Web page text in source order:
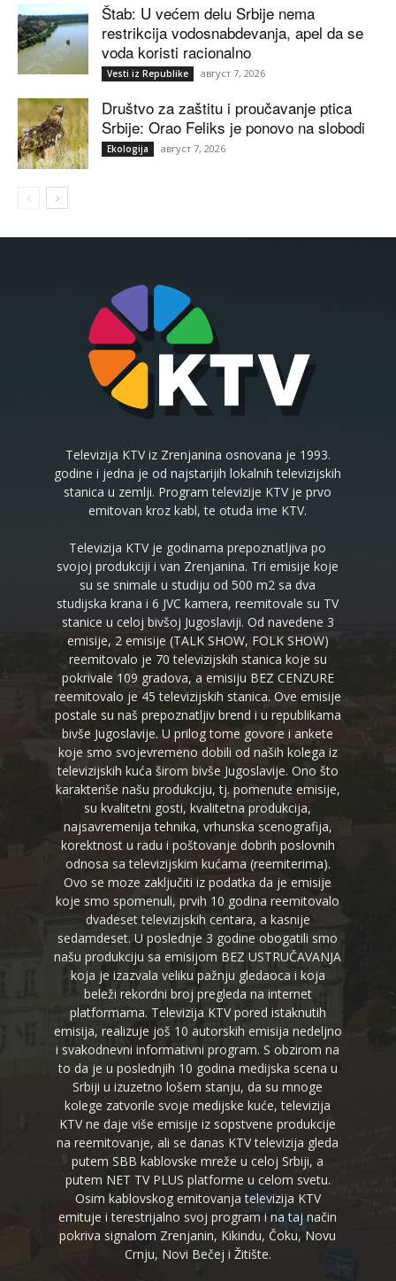
Štab: U većem delu Srbije nema
restrikcija vodosnabdevanja, apel da se
voda koristi racionalno
Vesti iz Republike август 7, 2026
Društvo za zaštitu i proučavanje ptica
Srbije: Orao Feliks je ponovo na slobodi
Ekologija август 7, 2026
Televizija KTV iz Zrenjanina osnovana je 1993.
godine i jedna je od najstarijih lokalnih televizijskih
stanica u zemlji. Program televizije KTV je prvo
emitovan kroz kabl, te otuda ime KTV.
Televizija KTV je godinama prepoznatljiva po
svojoj produkciji i van Zrenjanina. Tri emisije koje
su se snimale u studiju od 500 m2 sa dva
studijska krana i 6 JVC kamera, reemitovale su TV
stanice u celoj bivšoj Jugoslaviji. Od navedene 3
emisije, 2 emisije (TALK SHOW, FOLK SHOW)
reemitovalo je 70 televizijskih stanica koje su
pokrivale 109 gradova, a emisiju BEZ CENZURE
reemitovalo je 45 televizijskih stanica. Ove emisije
postale su naš prepoznatljiv brend i u republikama
bivše Jugoslavije. U prilog tome govore i ankete
koje smo svojevremeno dobili od naših kolega iz
televizijskih kuća širom bivše Jugoslavije. Ono što
karakteriše našu produkciju, tj. pomenute emisije,
su kvalitetni gosti, kvalitetna produkcija,
najsavremenija tehnika, vrhunska scenografija,
korektnost u radu i poštovanje dobrih poslovnih
odnosa sa televizijskim kućama (reemiterima).
Ovo se moze zaključiti iz podatka da je emisije
koje smo spomenuli, prvih 10 godina reemitovalo
dvadeset televizijskih centara, a kasnije
sedamdeset. U poslednje 3 godine obogatili smo
našu produkciju sa emisijom BEZ USTRUČAVANJA
koja je izazvala veliku pažnju gledaoca i koja
beleži rekordni broj pregleda na internet
platformama. Televizija KTV pored istaknutih
emisija, realizuje još 10 autorskih emisija nedeljno
i svakodnevni informativni program. S obzirom na
to da je u poslednjih 10 godina medijska scena u
Srbiji u izuzetno lošem stanju, da su mnoge
kolege zatvorile svoje medijske kuće, televizija
KTV ne daje više emisije iz sopstvene produkcije
na reemitovanje, ali se danas KTV televizija gleda
putem SBB kablovske mreže u celoj Srbiji, a
putem NET TV PLUS platforme u celom svetu.
Osim kablovskog emitovanja televizija KTV
emituje i terestrijalno svoj program i na taj način
pokriva signalom Zrenjanin, Kikindu, Čoku, Novu
Crnju, Novi Bečej i Žitište.